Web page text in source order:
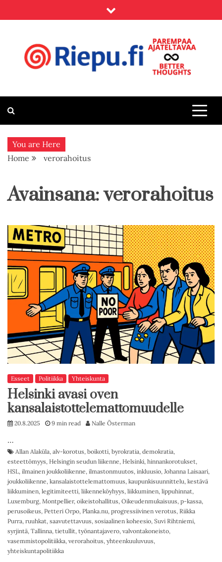
to
Riepu.fi
You are Here
Home
verorahoitus
Avainsana:verorahoitus
Esseet Politiikka Yhteiskunta
Helsinki avasi oven
kansalaistottelemattomuudelle
20.8.2025 9 min read Nalle Österman
…
Allan Alaküla, alv-korotus, boikotti, byrokratia, demokratia,
esteettömyys, Helsingin seudun liikenne, Helsinki, hinnankorotukset,
HSL, ilmainen joukkoliikenne, ilmastonmuutos, inkluusio, Johanna Laisaari,
joukkoliikenne, kansalaistottelemattomuus, kaupunkisuunnittelu, kestävä
liikkuminen, legitimiteetti, liikenneköyhyys, liikkuminen, lippuhinnat,
Luxemburg, Montpellier, oikeistohallitus, Oikeudenmukaisuus, p-kassa,
perusoikeus, Petteri Orpo, Planka.nu, progressiivinen verotus, Riikka
Purra, ruuhkat, saavutettavuus, sosiaalinen koheesio, Suvi Rihtniemi,
syrjintä, Tallinna, tietullit, työnantajavero, valvontakoneisto,
vasemmistopolitiikka, verorahoitus, yhteenkuuluvuus,
yhteiskuntapolitiikka